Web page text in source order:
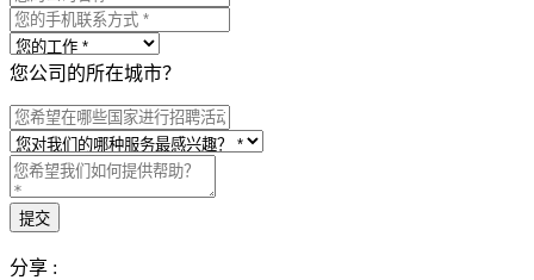
您公司的所在城市？
分享 :